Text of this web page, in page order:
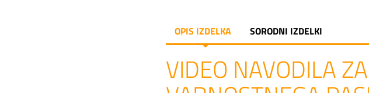
OPIS IZDELKA SORODNI IZDELKI
VIDEO NAVODILA